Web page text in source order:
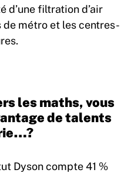
d’une filtration d’air
métro et les centres-
les maths, vous
de talents
Dyson compte 41 %